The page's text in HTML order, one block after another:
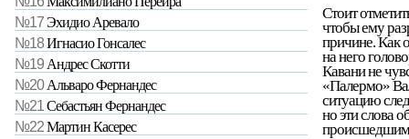
№17Эхидио Аревало
№18Игнасио Гонсалес
№19 Андрес Скотти
№20 Альваро Фернандес
№21Себастьян Фернандес
№22Мартин Касерес
Стоит
чтобы ему
причине. Как
на него
Кавани не
«Палермо»
ситуацию
но эти слова